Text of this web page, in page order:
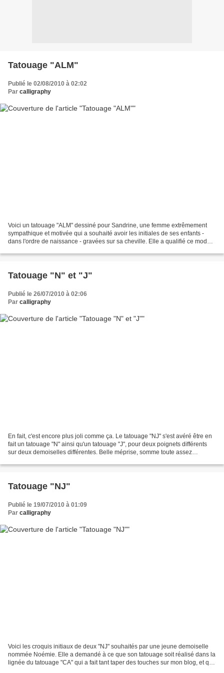
Tatouage "ALM"
Publié le 02/08/2010 à 02:02
Par calligraphy
Voici un tatouage "ALM" dessiné pour Sandrine, une femme extrêmement
sympathique et motivée qui a souhaité avoir les initiales de ses enfants -
dans l'ordre de naissance - gravées sur sa cheville. Elle a qualifié ce modèle
Tatouage "N" et "J"
Publié le 26/07/2010 à 02:06
Par calligraphy
En fait, c'est encore plus joli comme ça. Le tatouage "NJ" s'est avéré être en
fait un tatouage "N" ainsi qu'un tatouage "J", pour deux poignets différents
sur deux demoiselles différentes. Belle méprise, somme toute assez
Tatouage "NJ"
Publié le 19/07/2010 à 01:09
Par calligraphy
Voici les croquis initiaux de deux "NJ" souhaités par une jeune demoiselle
nommée Noémie. Elle a demandé à ce que son tatouage soit réalisé dans la
lignée du tatouage "CA" qui a fait tant taper des touches sur mon blog, et qui